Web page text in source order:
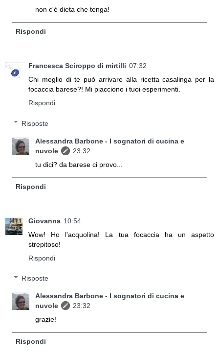
non c'è dieta che tenga!
Rispondi
Francesca Sciroppo di mirtilli 07:32
Chi meglio di te può arrivare alla ricetta casalinga per la
focaccia barese?! Mi piacciono i tuoi esperimenti.
Rispondi
Risposte
Alessandra Barbone - I sognatori di cucina e
nuvole
23:32
tu dici? da barese ci provo...
Rispondi
Giovanna 10:54
Wow! Ho l'acquolina! La tua focaccia ha un aspetto
strepitoso!
Rispondi
Risposte
Alessandra Barbone - I sognatori di cucina e
nuvole
23:32
grazie!
Rispondi